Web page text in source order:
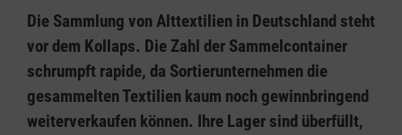
Die Sammlung von Alttextilien in Deutschland steht
vor dem Kollaps. Die Zahl der Sammelcontainer
schrumpft rapide, da Sortierunternehmen die
gesammelten Textilien kaum noch gewinnbringend
weiterverkaufen können. Ihre Lager sind überfüllt,